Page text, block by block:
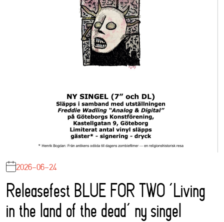
2026-06-24
Releasefest BLUE FOR TWO ‘Living
in the land of the dead’ ny singel